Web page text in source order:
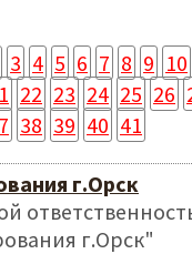
3 4 5 6 7 8 9 10
22 23 24 25 26
38 39 40 41
г.Орск
г.Орск"